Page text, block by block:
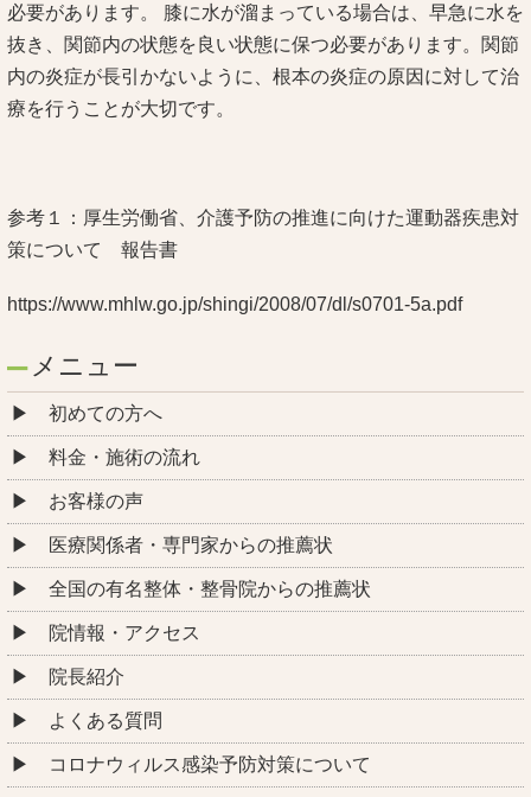
必要があります。 膝に水が溜まっている場合は、早急に水を
抜き、関節内の状態を良い状態に保つ必要があります。関節
内の炎症が長引かないように、根本の炎症の原因に対して治
療を行うことが大切です。
参考１：厚生労働省、介護予防の推進に向けた運動器疾患対
策について 報告書
https://www.mhlw.go.jp/shingi/2008/07/dl/s0701-5a.pdf
メニュー
初めての方へ
料金・施術の流れ
お客様の声
医療関係者・専門家からの推薦状
全国の有名整体・整骨院からの推薦状
院情報・アクセス
院長紹介
よくある質問
コロナウィルス感染予防対策について